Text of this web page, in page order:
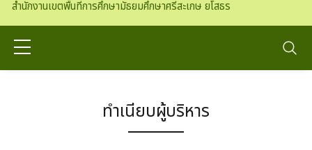
สำนักงานเขตพื้นที่การศึกษามัธยมศึกษาศรีสะเกษ ยโสธร
ทำเนียบผู้บริหาร